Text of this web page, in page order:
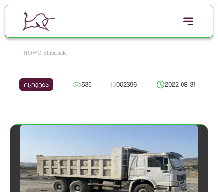
HOWO Sinotruck
იყიდება 539 ID002396 2022-08-31